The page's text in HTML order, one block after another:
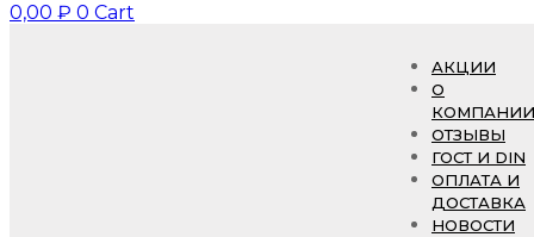
0,00 ₽ 0 Cart
АКЦИИ
О
КОМПАНИИ
ОТЗЫВЫ
ГОСТ И DIN
ОПЛАТА И
ДОСТАВКА
НОВОСТИ